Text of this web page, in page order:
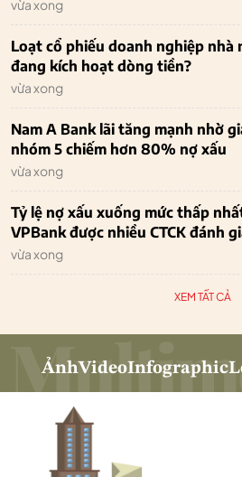
vừa xong
Loạt cổ phiếu doanh nghiệp nhà
đang kích hoạt dòng tiền?
vừa xong
Nam A Bank lãi tăng mạnh nhờ
nhóm 5 chiếm hơn 80% nợ xấu
vừa xong
Tỷ lệ nợ xấu xuống mức thấp
VPBank được nhiều CTCK đánh
vừa xong
XEM TẤT CẢ
ẢnhVideoInfographic